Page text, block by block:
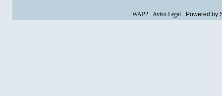
WAP2-Aviso Legal- Powered by